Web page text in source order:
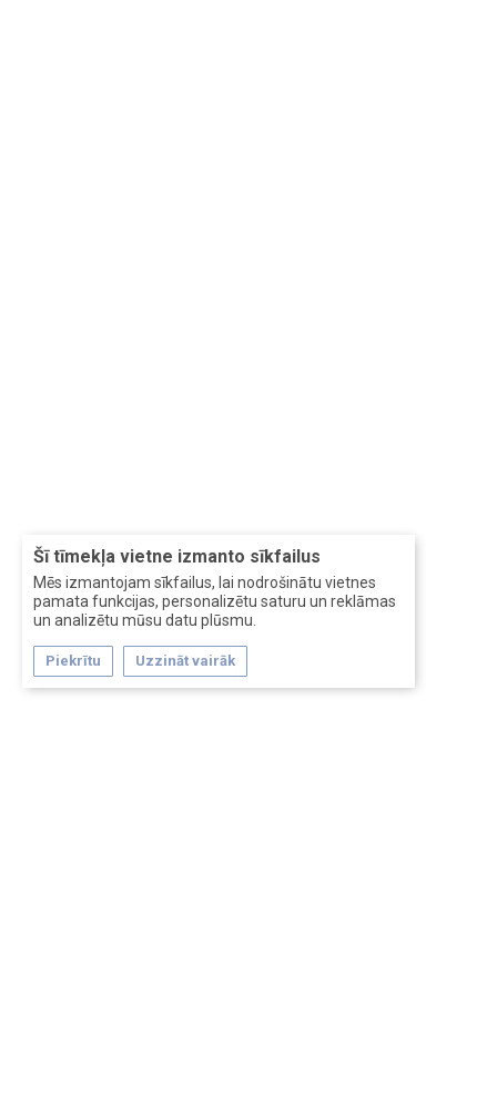
Šī tīmekļa vietne izmanto sīkfailus
Mēs izmantojam sīkfailus, lai nodrošinātu vietnes
pamata funkcijas, personalizētu saturu un reklāmas
un analizētu mūsu datu plūsmu.
Piekrītu Uzzināt vairāk